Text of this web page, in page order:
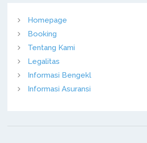
Homepage
Booking
Tentang Kami
Legalitas
Informasi Bengekl
Informasi Asuransi